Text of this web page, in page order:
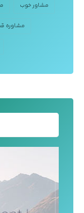
مشاور خوب
مشاوره